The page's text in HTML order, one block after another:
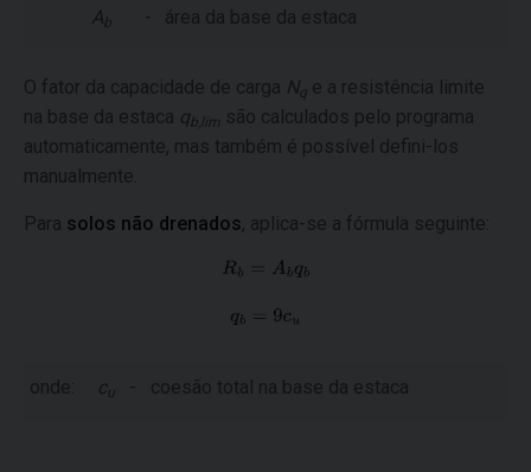
A b - área da base da estaca
O fator da capacidade de carga Nq e a resistência limite
na base da estaca qb,lim são calculados pelo programa
automaticamente, mas também é possível defini-los
manualmente.
Para solos não drenados, aplica-se a fórmula seguinte:
onde: c u - coesão total na base da estaca